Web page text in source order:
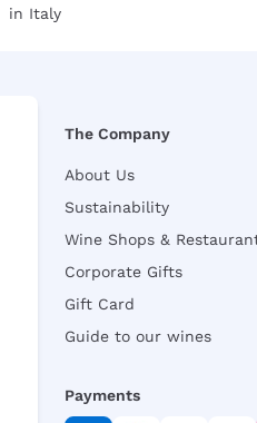
in Italy
The Company
About Us
Sustainability
Wine Shops &
Corporate Gifts
Gift Card
Guide to our wines
Payments